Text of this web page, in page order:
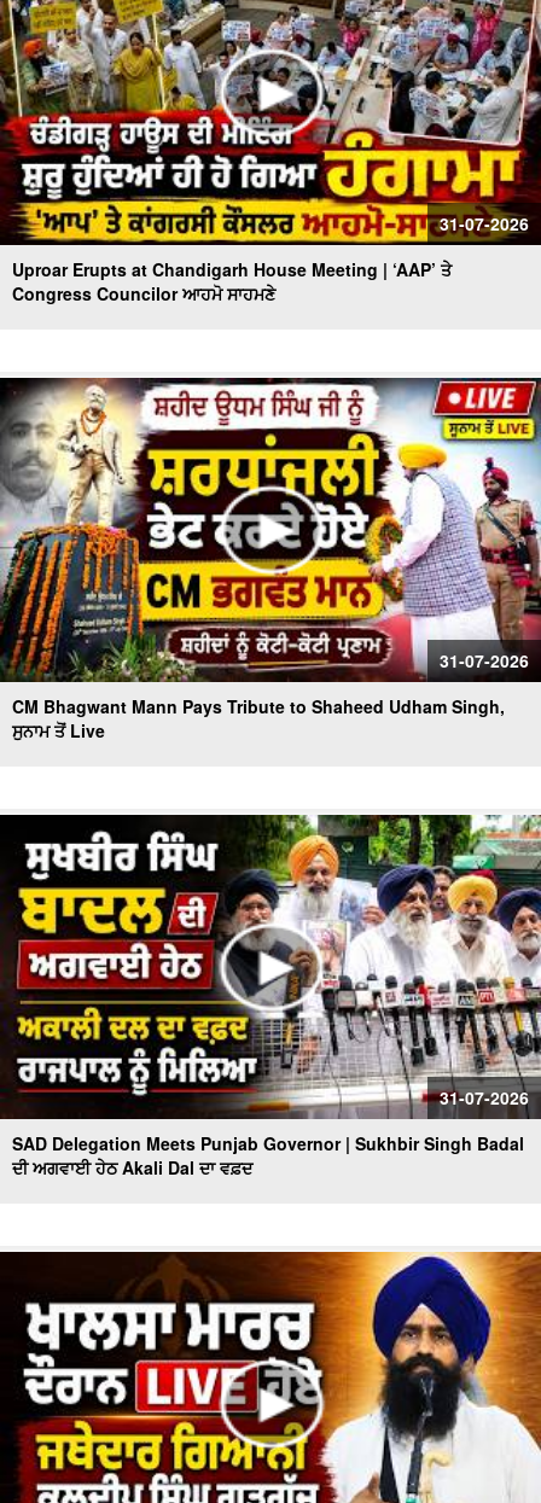
31-07-2026
Uproar Erupts at Chandigarh House Meeting | ‘AAP’ ਤੇ
Congress Councilor ਆਹਮੋ ਸਾਹਮਣੇ
31-07-2026
CM Bhagwant Mann Pays Tribute to Shaheed Udham Singh,
ਸੁਨਾਮ ਤੋਂ Live
31-07-2026
SAD Delegation Meets Punjab Governor | Sukhbir Singh Badal
ਦੀ ਅਗਵਾਈ ਹੇਠ Akali Dal ਦਾ ਵਫ਼ਦ